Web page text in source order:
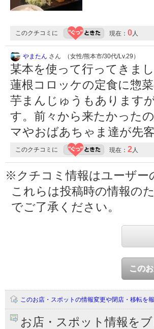
このクチコミに 現在： 0 人
やまたん さん （女性/熊本市/30代/Lv.29）
某本を使って行ってきま
蓮根コロッケの定食に惣
芋まんじゅうもあります
す。前々から来たかった
マやおばあちゃま達が先
このクチコミに 現在： 2 人
※クチコミ情報はユーザー
これらは投稿時の情報の
でご了承ください。
この
このお店・スポットの情報変更や閉店・移転を
お店・スポット情報を